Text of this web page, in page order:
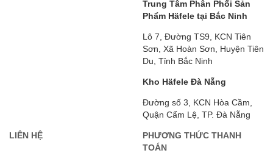
Trung Tâm Phân Phối Sản
Phẩm Häfele tại Bắc Ninh
Lô 7, Đường TS9, KCN Tiên
Sơn, Xã Hoàn Sơn, Huyện Tiên
Du, Tỉnh Bắc Ninh
Kho Häfele Đà Nẵng
Đường số 3, KCN Hòa Cầm,
Quận Cẩm Lệ, TP. Đà Nẵng
LIÊN HỆ
PHƯƠNG THỨC THANH
TOÁN